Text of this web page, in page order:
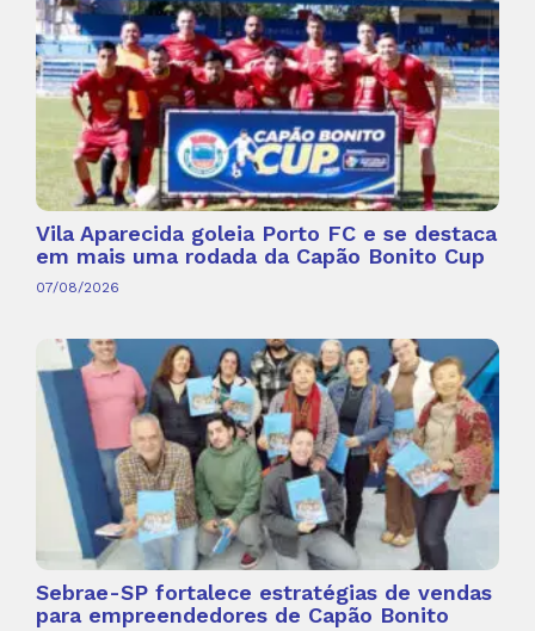
Vila Aparecida goleia Porto FC e se destaca
em mais uma rodada da Capão Bonito Cup
07/08/2026
Sebrae-SP fortalece estratégias de vendas
para empreendedores de Capão Bonito